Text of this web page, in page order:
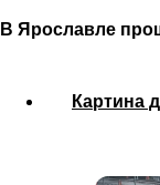
В Ярославле
Картина